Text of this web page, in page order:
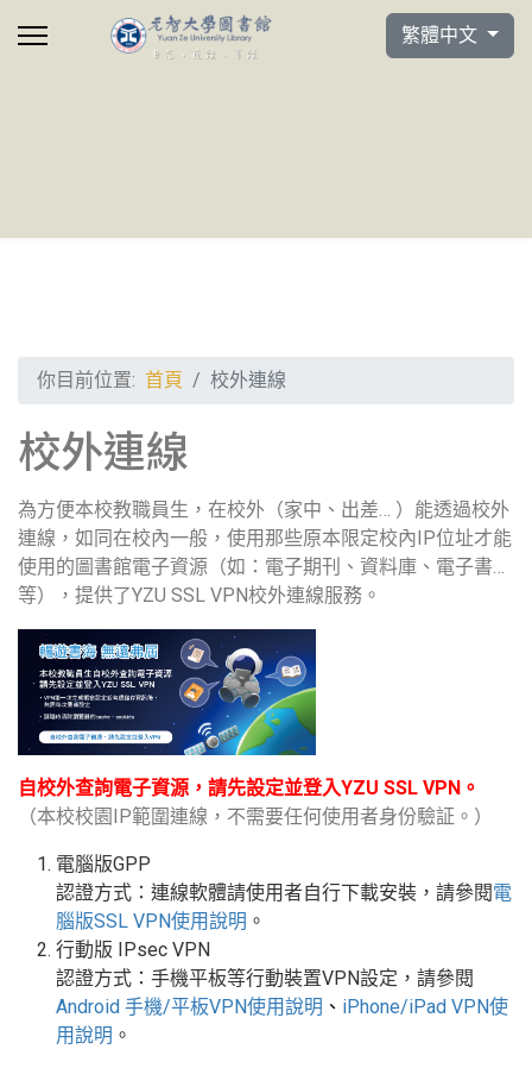
選擇你的語言
繁體中文
你目前位置: 首頁 校外連線
校外連線
為方便本校教職員生，在校外（家中、出差… ）能透過校外
連線，如同在校內一般，使用那些原本限定校內IP位址才能
使用的圖書館電子資源（如：電子期刊、資料庫、電子書…
等），提供了YZU SSL VPN校外連線服務。
自校外查詢電子資源，請先設定並登入YZU SSL VPN。
（本校校園IP範圍連線，不需要任何使用者身份驗証。）
電腦版GPP
認證方式：連線軟體請使用者自行下載安裝，請參閱電
腦版SSL VPN使用說明 。
行動版
IPsec VPN
認證方式：手機平板等行動裝置VPN設定 ，請參閱
Android 手機/平板VPN使用說明 、 iPhone/iPad VPN使
用說明 。